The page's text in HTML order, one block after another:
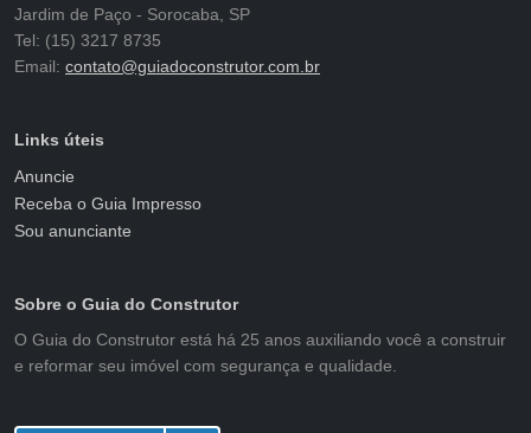
Jardim de Paço - Sorocaba, SP
Tel: (15) 3217 8735
Email: contato@guiadoconstrutor.com.br
Links úteis
Anuncie
Receba o Guia Impresso
Sou anunciante
Sobre o Guia do Construtor
O Guia do Construtor está há 25 anos auxiliando você a construir
e reformar seu imóvel com segurança e qualidade.